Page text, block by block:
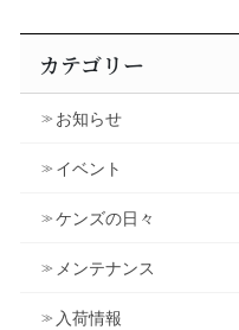
カテゴリー
お知らせ
イベント
ケンズの日々
メンテナンス
入荷情報